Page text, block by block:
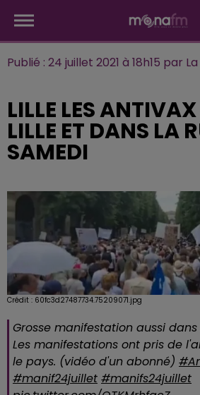
Publié : 24 juillet 2021 à 18h15 par
LILLE LES
LILLE ET DANS LA
SAMEDI
Crédit : 60fc3d27487734.75209071.jpg
Grosse manifestation aussi
Les manifestations ont pris de
le pays. (vidéo d'un abonné)
#manif24juillet #manifs24juillet